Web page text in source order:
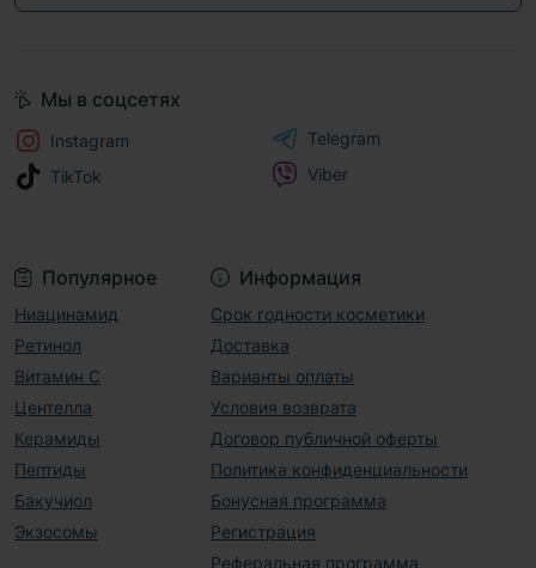
Популярное
Ниацинамид
Ретинол
Витамин С
Центелла
Керамиды
Пептиды
Бакучиол
Экзосомы
Информация
Срок годности косметики
Доставка
Варианты оплаты
Условия возврата
Договор публичной оферты
Политика конфиденциальности
Бонусная программа
Регистрация
Реферальная программа
Мы в соцсетях
Instagram
TikTok
Telegram
Viber